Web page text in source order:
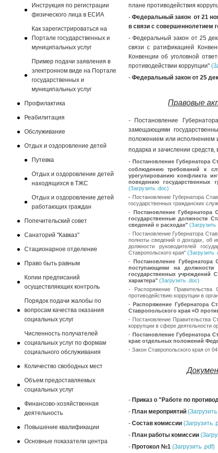
плане противодействия
- Федеральный закон от 21
в связи с совершеннолетием
- Федеральный закон от 25
связи с ратификацией
Конвенции об уголовной
противодействии коррупции"
- Федеральный закон от 25
Правовые
-
Постановление
замещающими
положением или исполнением
подарка и зачислении
- Постановление Губернатора
соблюдению требований к
урегулированию конфликта
поведению государственных
(Загрузить .doc)
- Постановление Губернатора
государственных гражданских
- Постановление
государственные должности
сведений о расходах" (Загрузить
- Постановление Губернатора
полноты сведений о доходах, об
должности руководителей
Ставропольского края" (Загрузить
-Постановление
поступающими на должности
государственных учреждений
характера" (Загрузить .doc)
- Распоряжение
противодействию коррупции в
-Распоряжение Губернатора
Ставропольского края «О
- Постановление Правительства
коррупции в сфере деятельности
- Постановление Губернатора
крае отдельных положений
- Закон Ставропольского края от
- Приказ о "Работе по
- План мероприятий
- Состав комиссии (Загрузить
- План работы комиссии
- Протокол №1 (Загрузить .pdf)
Инструкция по регистрации
физического лица в ЕСИА
Как зарегистрироваться на
Портале государственных и
муниципальных услуг
Пример подачи заявления в
электронном виде на Портале
государственных и
муниципальных услуг
Профилактика
Реабилитация
Обслуживание
Отдых и оздоровление детей
Путевка
Отдых и оздоровление детей
находящихся в ТЖС
Отдых и оздоровление детей
работающих граждан
Попечительский совет
Санаторий "Кавказ"
Стационарное отделение
Право быть равным
Копии предписаний
осуществляющих контроль
Порядок подачи жалобы по
вопросам качества оказания
социальных услуг
Численность получателей
социальных услуг по формам
социального обслуживания
Количество свободных мест
Объем предоставляемых
социальных услуг
Финансово-хозяйственная
деятельность
Повышение квалификации
Основные показатели центра